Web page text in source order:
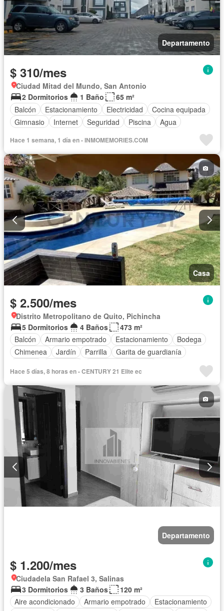
Departamento
$ 310/mes
Ciudad Mitad del Mundo, San Antonio
2 Dormitorios
1 Baño
65 m²
Balcón
Estacionamiento Electricidad
Cocina equipada
Gimnasio
Internet Seguridad Piscina Agua
Hace 1 semana, 1 día en - INMOMEMORIES.COM
Casa
$ 2.500/mes
Distrito Metropolitano de Quito, Pichincha
5 Dormitorios
4 Baños
473 m²
Balcón
Armario empotrado Estacionamiento
Bodega
Chimenea
Jardín Parrilla
Garita de guardianía
Cuarto de servicio
Piscina Patio Sin amoblar
Hace 5 días, 8 horas en - CENTURY 21 Elite ec
Departamento
$ 1.200/mes
Ciudadela San Rafael 3, Salinas
3 Dormitorios
3 Baños
120 m²
Aire acondicionado
Armario empotrado
Estacionamiento